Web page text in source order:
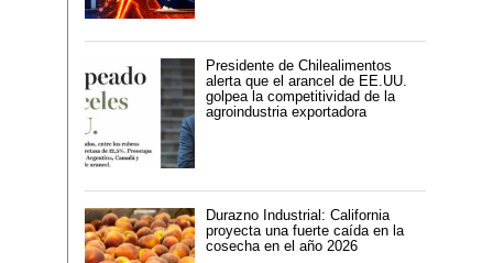
Presidente de Chilealimentos
alerta que el arancel de EE.UU.
golpea la competitividad de la
agroindustria exportadora
Durazno Industrial: California
proyecta una fuerte caída en la
cosecha en el año 2026